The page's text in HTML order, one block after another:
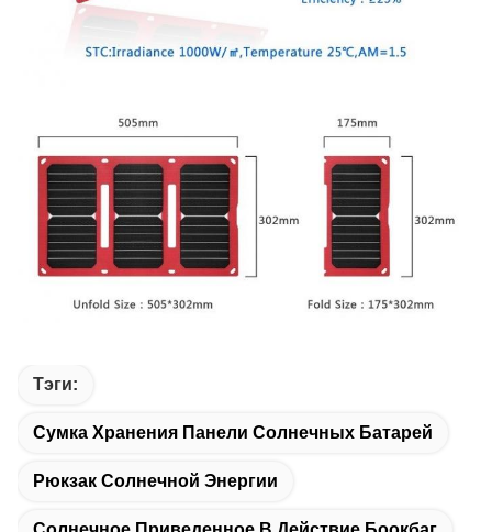
Тэги:
Сумка Хранения Панели Солнечных Батарей
Рюкзак Солнечной Энергии